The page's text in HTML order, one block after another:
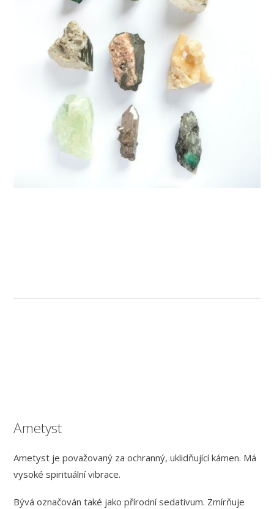
Ametyst
Ametyst je považovaný za ochranný, uklidňující kámen. Má
vysoké spirituální vibrace.
Bývá označován také jako přírodní sedativum. Zmírňuje